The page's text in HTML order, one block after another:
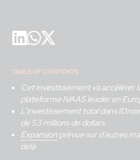
TABLE OF CONTENTS
Cet investissement va accélérer
plateforme IVAAS leader en
L’investissement total dans
de 53 millions de dollars
Expansionprévue sur d’autres
delà